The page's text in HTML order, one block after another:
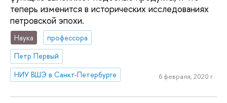
теперь изменится в исторических исследованиях
петровской эпохи.
Наука
профессора
Петр Первый
НИУ ВШЭ в Санкт-Петербурге
6 февраля, 2020 г.